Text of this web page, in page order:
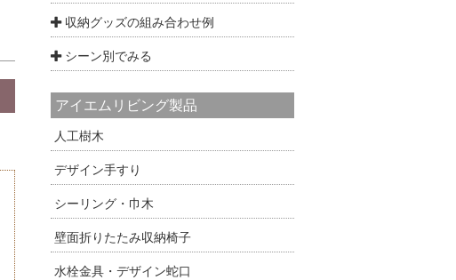
収納グッズの組み合わせ例
シーン別でみる
アイエムリビング製品
人工樹木
デザイン手すり
シーリング・巾木
壁面折りたたみ収納椅子
水栓金具・デザイン蛇口